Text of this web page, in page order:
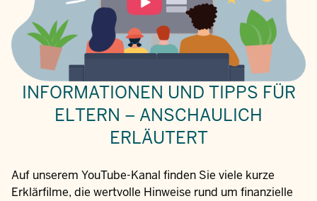
INFORMATIONEN UND TIPPS FÜR
ELTERN – ANSCHAULICH
ERLÄUTERT
Auf unserem YouTube-Kanal finden Sie viele kurze
Erklärfilme, die wertvolle Hinweise rund um finanzielle